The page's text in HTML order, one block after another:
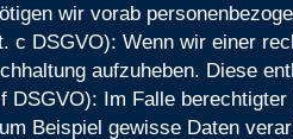
wir vorab
c DSGVO): Wenn wir einer
aufzuheben. Diese
DSGVO): Im Falle
Beispiel gewisse Daten